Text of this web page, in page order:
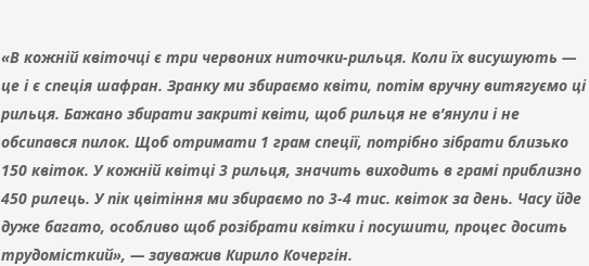
«В кожній квіточці є три червоних ниточки-рильця. Коли їх висушують —
це і є спеція шафран. Зранку ми збираємо квіти, потім вручну витягуємо ці
рильця. Бажано збирати закриті квіти, щоб рильця не в’янули і не
обсипався пилок. Щоб отримати 1 грам спеції, потрібно зібрати близько
150 квіток. У кожній квітці 3 рильця, значить виходить в грамі приблизно
450 рилець. У пік цвітіння ми збираємо по 3-4 тис. квіток за день. Часу йде
дуже багато, особливо щоб розібрати квітки і посушити, процес досить
трудомісткий», — зауважив Кирило Кочергін.